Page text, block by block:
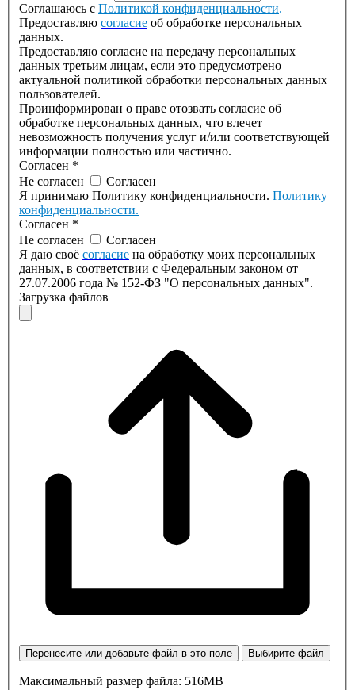
Соглашаюсь с Политикой конфиденциальности.
Предоставляю согласие об обработке персональных
данных.
Предоставляю согласие на передачу персональных
данных третьим лицам, если это предусмотрено
актуальной политикой обработки персональных данных
пользователей.
Проинформирован о праве отозвать согласие об
обработке персональных данных, что влечет
невозможность получения услуг и/или соответствующей
информации полностью или частично.
Согласен *
Не согласен
Согласен
Я принимаю Политику конфиденциальности. Политику
конфиденциальности.
Согласен *
Не согласен
Согласен
Я даю своё согласие на обработку моих персональных
данных, в соответствии с Федеральным законом от
27.07.2006 года № 152-ФЗ "О персональных данных".
Загрузка файлов
Перенесите или добавьте файл в это поле Выбирите файл
Максимальный размер файла: 516MB